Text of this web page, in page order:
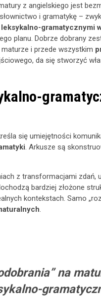
z angielskiego jest
i gramatykę –
gramatycznymi
planu. Dobrze dobrany
maturze i przede wszystkim
da się stworzyć
się umiejętności
. Arkusze są
z transformacjami zdań,
bardziej złożone
kontekstach. Samo
na